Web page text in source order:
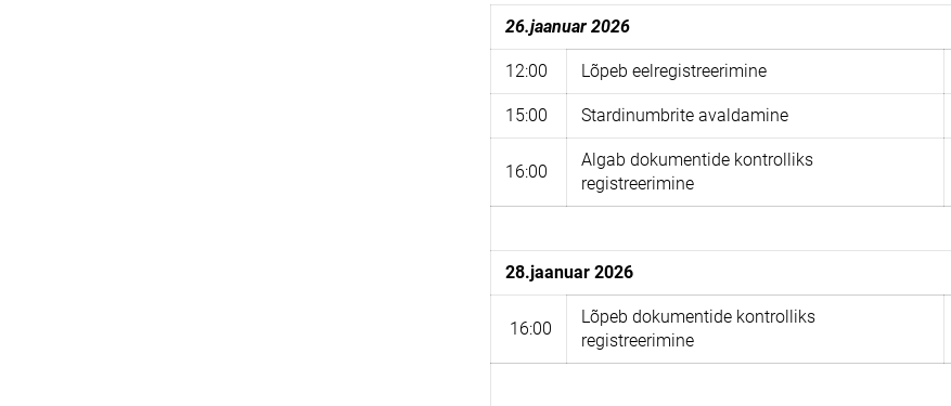
26.jaanuar 2026
12:00 Lõpeb eelregistreerimine
15:00 Stardinumbrite avaldamine
16:00
Algab dokumentide kontrolliks
registreerimine
28.jaanuar 2026
16:00
Lõpeb dokumentide kontrolliks
registreerimine